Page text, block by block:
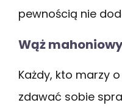
pewnością nie
Wąż
Każdy, kto marzy
zdawać sobie